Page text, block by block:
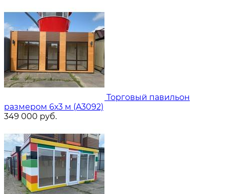
Торговый павильон
размером 6х3 м (A3092)
349 000 руб.